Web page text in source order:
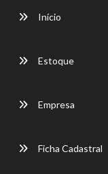
Início
Estoque
Empresa
Ficha Cadastral